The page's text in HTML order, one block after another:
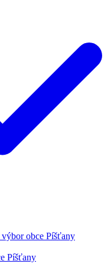
obce Píšťany
Píšťany